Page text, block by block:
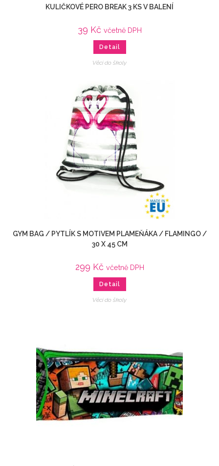
KULIČKOVÉ PERO BREAK 3 KS V BALENÍ
39 Kč včetně DPH
Detail
Věci do školy
GYM BAG / PYTLÍK S MOTIVEM PLAMEŇÁKA / FLAMINGO /
30 X 45 CM
299 Kč včetně DPH
Detail
Věci do školy